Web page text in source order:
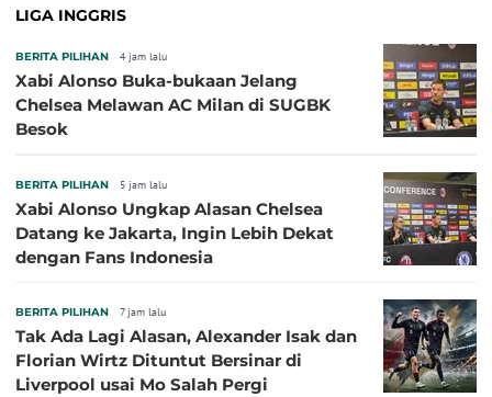
LIGA INGGRIS
BERITA PILIHAN 4 jam lalu
Xabi Alonso Buka-bukaan Jelang
Chelsea Melawan AC Milan di SUGBK
Besok
BERITA PILIHAN 5 jam lalu
Xabi Alonso Ungkap Alasan Chelsea
Datang ke Jakarta, Ingin Lebih Dekat
dengan Fans Indonesia
BERITA PILIHAN 7 jam lalu
Tak Ada Lagi Alasan, Alexander Isak dan
Florian Wirtz Dituntut Bersinar di
Liverpool usai Mo Salah Pergi